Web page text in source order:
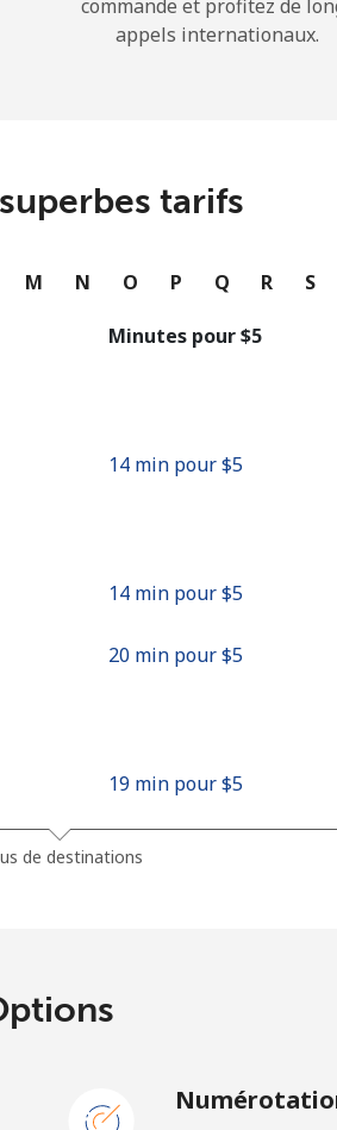
avec
commande et profitez de
appels internationaux.
tarifs
M N O P Q R S
Minutes pour ⁦$5⁩
14 min pour ⁦$5⁩
14 min pour ⁦$5⁩
20 min pour ⁦$5⁩
19 min pour ⁦$5⁩
10 min pour ⁦$5⁩
de destinations